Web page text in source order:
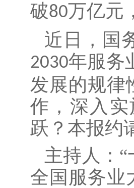
破80万亿元
近日，国
2030年服务
发展的规律
作，深入
跃？本报约
主持人：
全国服务业